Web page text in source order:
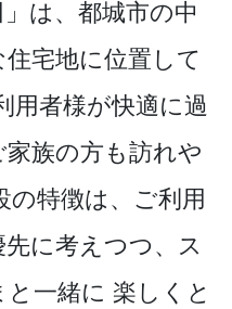
は、都城市の中
宅地に位置して
用者様が快適に過
族の方も訪れや
の特徴は、ご利用
に考えつつ、ス
一緒に 楽しくと